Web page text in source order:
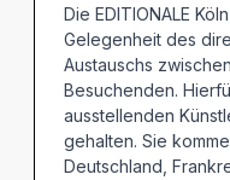
Die EDITIONALE
Gelegenheit des
Austauschs
Besuchenden.
ausstellenden
gehalten. Sie
Deutschland,